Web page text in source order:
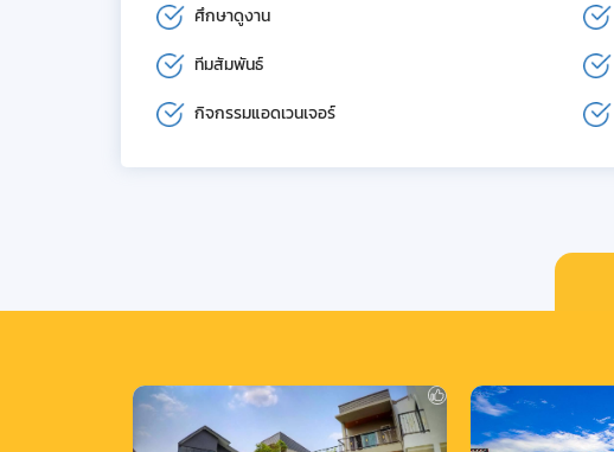
ศึกษาดูงาน
ทีมสัมพันธ์
กิจกรรมแอดเวนเจอร์